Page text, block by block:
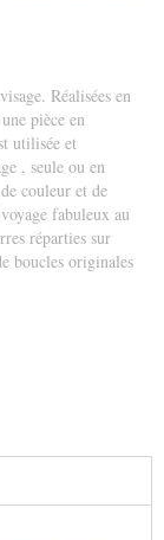
Réalisées en
pièce en
utilisée et
, seule ou en
couleur et de
fabuleux au
réparties sur
boucles originales